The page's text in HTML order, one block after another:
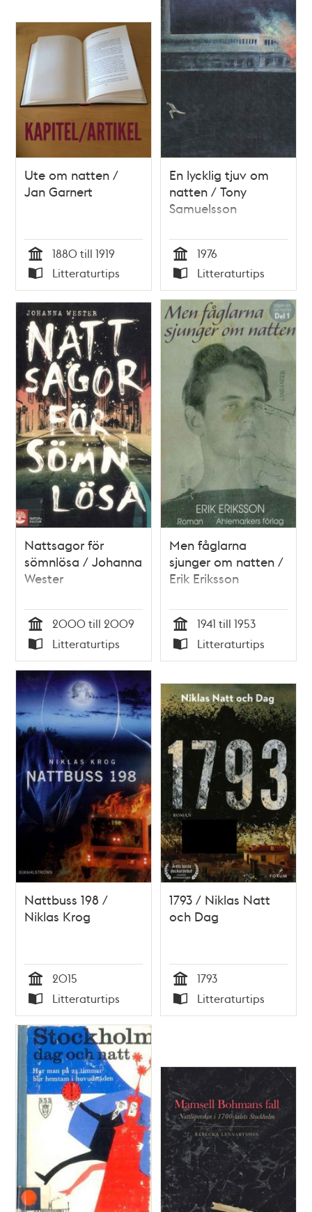
Ute om natten /
Jan Garnert
Tid
1880 till 1919
Typ
Litteraturtips
En lycklig tjuv om
natten / Tony
Samuelsson
Tid
1976
Typ
Litteraturtips
Nattsagor för
sömnlösa / Johanna
Wester
Tid
2000 till 2009
Typ
Litteraturtips
Men fåglarna
sjunger om natten /
Erik Eriksson
Tid
1941 till 1953
Typ
Litteraturtips
Nattbuss 198 /
Niklas Krog
Tid
2015
Typ
Litteraturtips
1793 / Niklas Natt
och Dag
Tid
1793
Typ
Litteraturtips